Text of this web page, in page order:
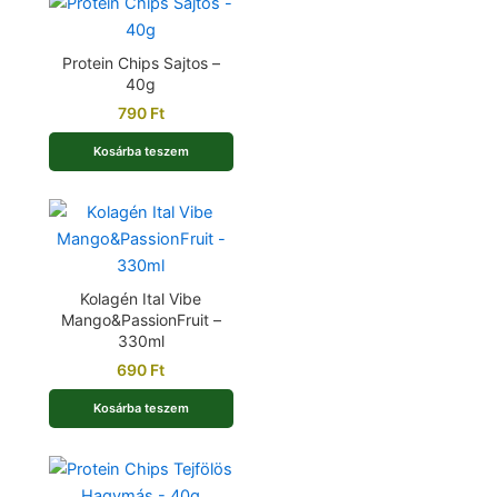
Protein Chips Sajtos –
40g
790 Ft
Kosárba teszem
Kolagén Ital Vibe
Mango&PassionFruit –
330ml
690 Ft
Kosárba teszem